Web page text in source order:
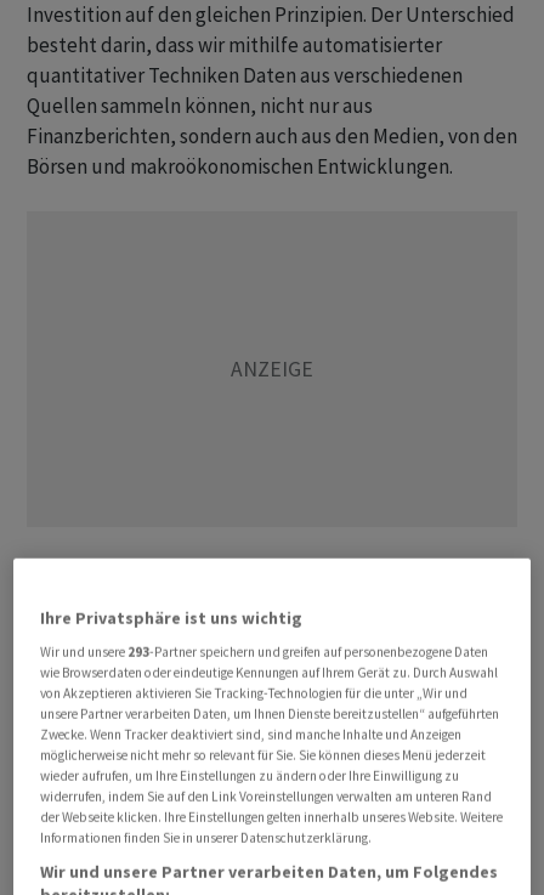
Investition auf den gleichen Prinzipien. Der Unterschied
besteht darin, dass wir mithilfe automatisierter
quantitativer Techniken Daten aus verschiedenen
Quellen sammeln können, nicht nur aus
Finanzberichten, sondern auch aus den Medien, von den
Börsen und makroökonomischen Entwicklungen.
Rahmen genutzt werden, um eine Auswahl an
Investments zu treffen. Diese Automatisierung in
Echtzeit ermöglicht es Firmen wie Aisot Technologies,
tausende von Investitionen gleichzeitig und in Echtzeit
zu analysieren, über verschiedene Anlageklassen
hinweg. Da wir von Millionen von Datenpunkten reden,
übersteigt dieses Vorgehen die menschlichen
Fähigkeiten bei Weitem, versetzt den Menschen aber in
Ihre Privatsphäre ist uns wichtig
Wir und unsere 293-Partner speichern und greifen auf personenbezogene Daten
wie Browserdaten oder eindeutige Kennungen auf Ihrem Gerät zu. Durch Auswahl
von Akzeptieren aktivieren Sie Tracking-Technologien für die unter „Wir und
unsere Partner verarbeiten Daten, um Ihnen Dienste bereitzustellen“ aufgeführten
Zwecke. Wenn Tracker deaktiviert sind, sind manche Inhalte und Anzeigen
möglicherweise nicht mehr so relevant für Sie. Sie können dieses Menü jederzeit
wieder aufrufen, um Ihre Einstellungen zu ändern oder Ihre Einwilligung zu
widerrufen, indem Sie auf den Link Voreinstellungen verwalten am unteren Rand
der Webseite klicken. Ihre Einstellungen gelten innerhalb unseres Website. Weitere
Informationen finden Sie in unserer Datenschutzerklärung.
Wir und unsere Partner verarbeiten Daten, um Folgendes